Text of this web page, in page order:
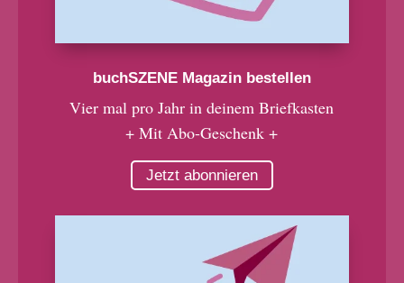
buchSZENE Magazin bestellen
Vier mal pro Jahr in deinem Briefkasten
+ Mit Abo-Geschenk +
Jetzt abonnieren